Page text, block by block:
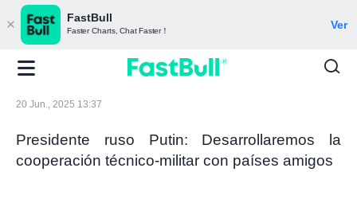
FastBull
Faster Charts, Chat Faster！ Ver
20 Jun., 2025 13:37
Presidente ruso Putin: Desarrollaremos la
cooperación técnico-militar con países amigos